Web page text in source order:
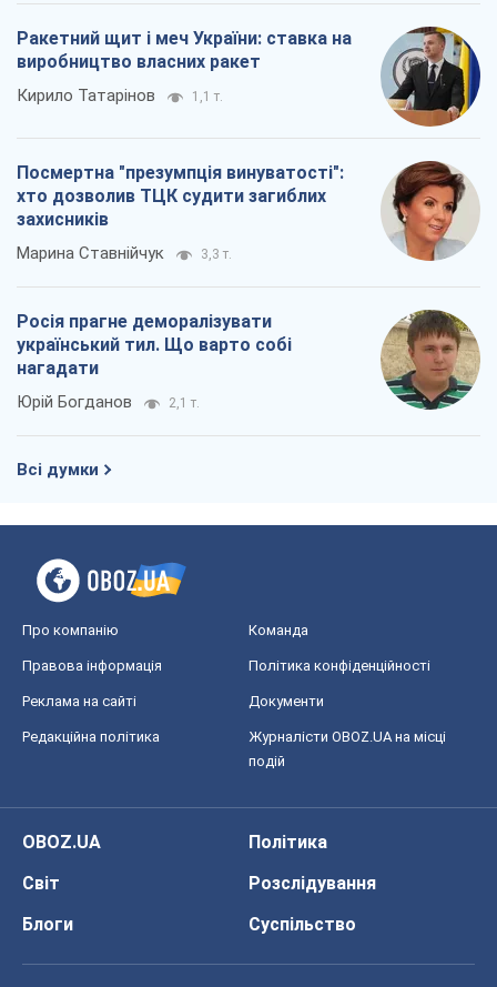
Ракетний щит і меч України: ставка на
виробництво власних ракет
Кирило Татарінов 1,1 т.
Посмертна "презумпція винуватості":
хто дозволив ТЦК судити загиблих
захисників
Марина Ставнійчук 3,3 т.
Росія прагне деморалізувати
український тил. Що варто собі
нагадати
Юрій Богданов 2,1 т.
Всі думки
Про компанію Команда
Правова інформація Політика конфіденційності
Реклама на сайті Документи
Редакційна політика
Журналісти OBOZ.UA на місці
подій
OBOZ.UA
Політика
Світ
Розслідування
Блоги
Суспільство